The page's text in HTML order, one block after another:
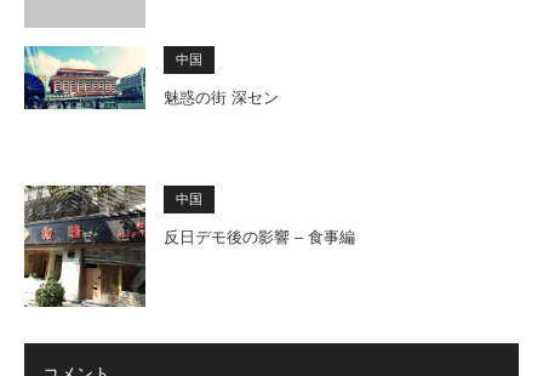
中国
魅惑の街 深セン
中国
反日デモ後の影響 – 食事編